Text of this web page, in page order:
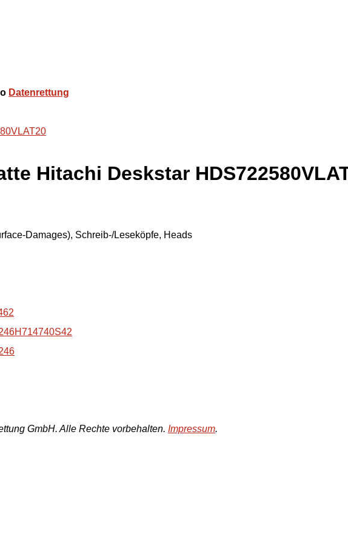
Datenrettung
Hitachi Deskstar
Damages), Schreib-/Leseköpfe, Heads
GmbH. Alle Rechte vorbehalten. Impressum.